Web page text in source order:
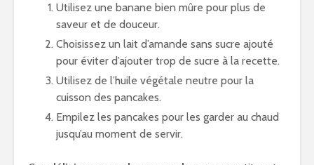
Utilisez une banane bien mûre pour plus de
saveur et de douceur.
Choisissez un lait d’amande sans sucre ajouté
pour éviter d’ajouter trop de sucre à la recette.
Utilisez de l’huile végétale neutre pour la
cuisson des pancakes.
Empilez les pancakes pour les garder au chaud
jusqu’au moment de servir.